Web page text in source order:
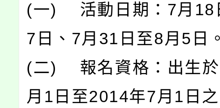
(一) 活動日期：7月18
7日、7月31日至8月5日
(二) 報名資格：出生
月1日至2014年7月1日